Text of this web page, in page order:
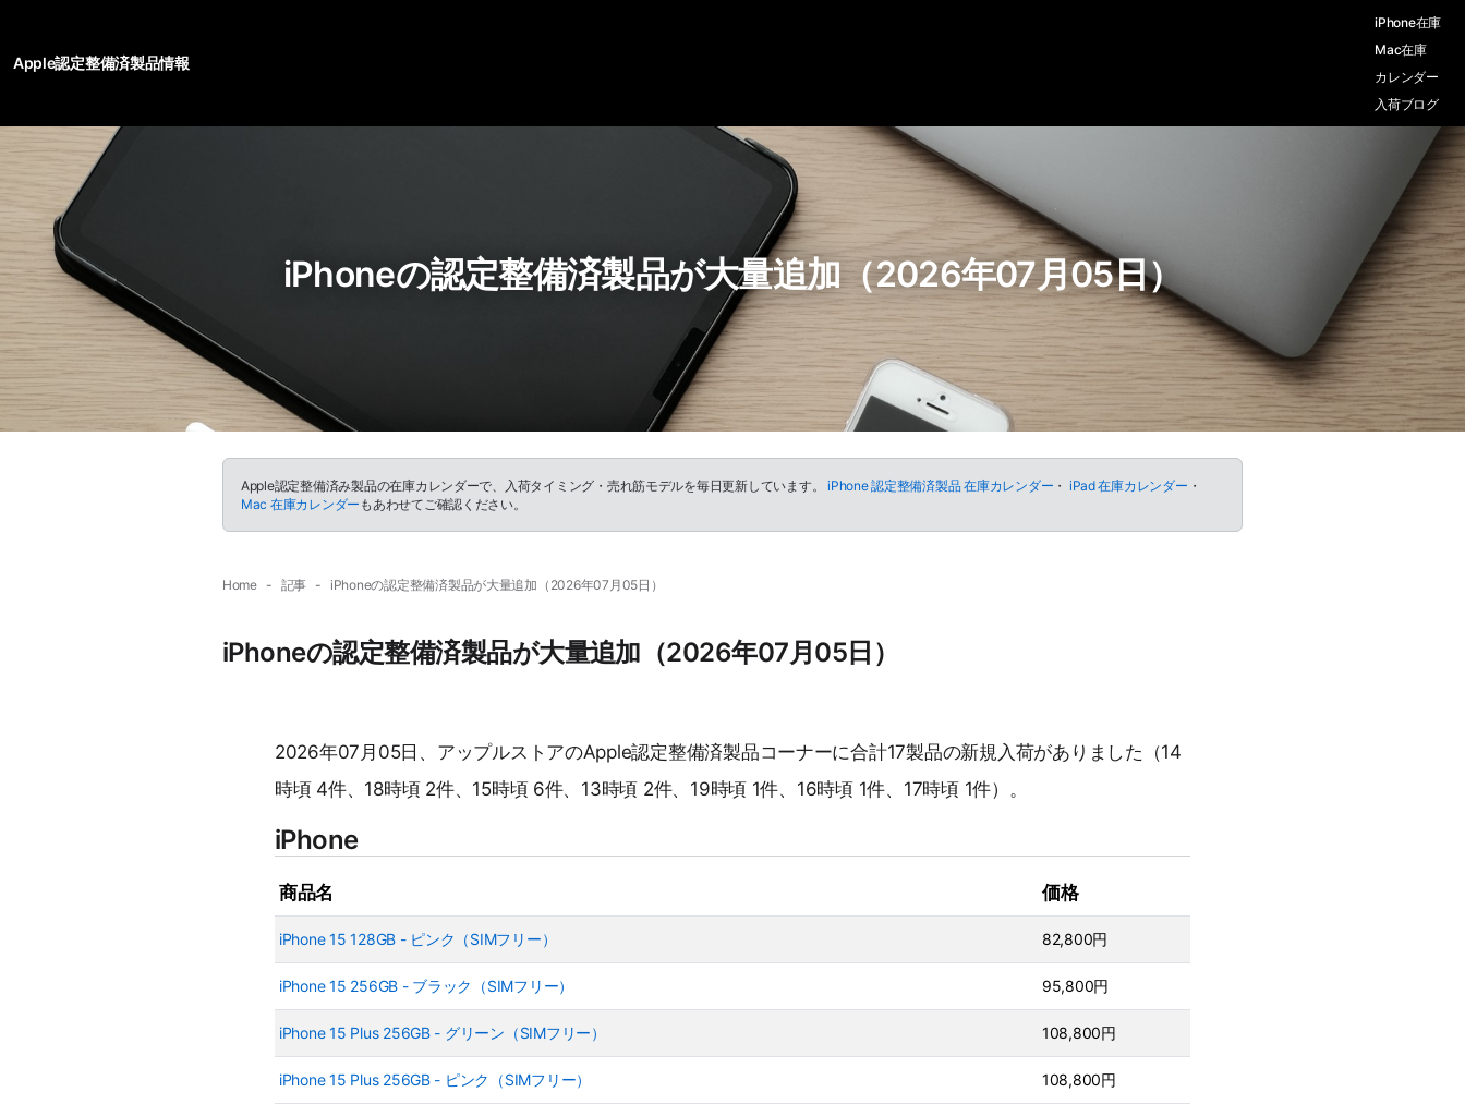
Apple認定整備済製品情報
iPhone在庫
Mac在庫
カレンダー
入荷ブログ
iPhoneの認定整備済製品が大量追加（2026年07月05日）
Apple認定整備済み製品の在庫カレンダーで、入荷タイミング・売れ筋モデルを毎日更新しています。iPhone 認定整備済製品 在庫カレンダー ・ iPad 在庫カレンダー ・
Mac 在庫カレンダー もあわせてご確認ください。
Home 記事 iPhoneの認定整備済製品が大量追加（2026年07月05日）
iPhoneの認定整備済製品が大量追加（2026年07月05日）
2026年07月05日、アップルストアのApple認定整備済製品コーナーに合計17製品の新規入荷がありました（14
時頃 4件、18時頃 2件、15時頃 6件、13時頃 2件、19時頃 1件、16時頃 1件、17時頃 1件）。
iPhone
商品名 価格
iPhone 15 128GB - ピンク（SIMフリー） 82,800円
iPhone 15 256GB - ブラック（SIMフリー） 95,800円
iPhone 15 Plus 256GB - グリーン（SIMフリー） 108,800円
iPhone 15 Plus 256GB - ピンク（SIMフリー） 108,800円